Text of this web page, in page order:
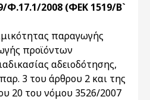
Φ.17.1/2008 (ΦΕΚ 1519/Β`
παραγωγής
προϊόντων
αδειοδότησης,
3 του άρθρου 2 και της
20 του νόμου 3526/2007